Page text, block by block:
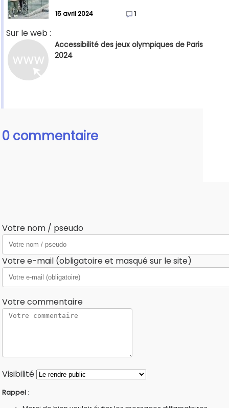
15 avril 2024 1
Sur le web :
Accessibilité des jeux olympiques de Paris
2024
0 commentaire
Votre nom / pseudo
Votre e-mail (obligatoire et masqué sur le site)
Votre commentaire
Visibilité
Rappel :